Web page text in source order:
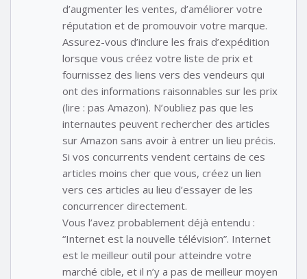
d’augmenter les ventes, d’améliorer votre
réputation et de promouvoir votre marque.
Assurez-vous d’inclure les frais d’expédition
lorsque vous créez votre liste de prix et
fournissez des liens vers des vendeurs qui
ont des informations raisonnables sur les prix
(lire : pas Amazon). N’oubliez pas que les
internautes peuvent rechercher des articles
sur Amazon sans avoir à entrer un lieu précis.
Si vos concurrents vendent certains de ces
articles moins cher que vous, créez un lien
vers ces articles au lieu d’essayer de les
concurrencer directement.
Vous l’avez probablement déjà entendu :
“Internet est la nouvelle télévision”. Internet
est le meilleur outil pour atteindre votre
marché cible, et il n’y a pas de meilleur moyen